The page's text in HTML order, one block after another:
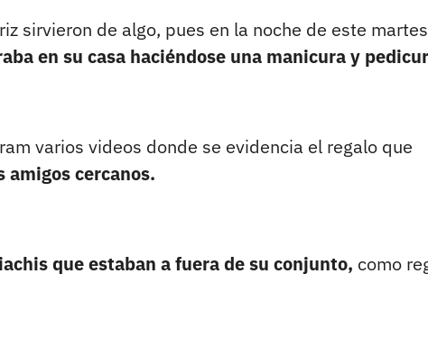
sirvieron de algo, pues en la noche de este
en su casa haciéndose una manicura y
varios videos donde se evidencia el regalo que
amigos cercanos.
que estaban a fuera de su conjunto, como